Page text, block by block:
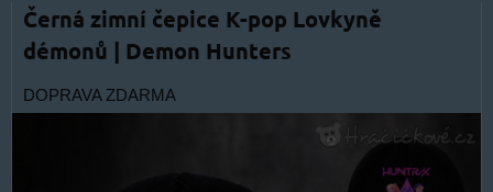
Černá zimní čepice K-pop Lovkyně
démonů | Demon Hunters
DOPRAVA ZDARMA